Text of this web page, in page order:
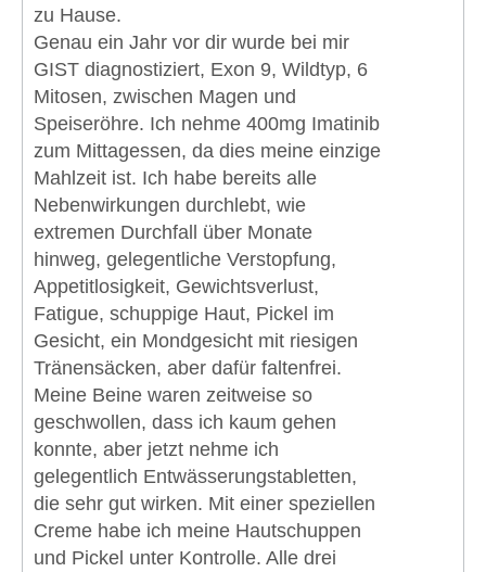
zu Hause.
Genau ein Jahr vor dir wurde bei mir
GIST diagnostiziert, Exon 9, Wildtyp, 6
Mitosen, zwischen Magen und
Speiseröhre. Ich nehme 400mg Imatinib
zum Mittagessen, da dies meine einzige
Mahlzeit ist. Ich habe bereits alle
Nebenwirkungen durchlebt, wie
extremen Durchfall über Monate
hinweg, gelegentliche Verstopfung,
Appetitlosigkeit, Gewichtsverlust,
Fatigue, schuppige Haut, Pickel im
Gesicht, ein Mondgesicht mit riesigen
Tränensäcken, aber dafür faltenfrei.
Meine Beine waren zeitweise so
geschwollen, dass ich kaum gehen
konnte, aber jetzt nehme ich
gelegentlich Entwässerungstabletten,
die sehr gut wirken. Mit einer speziellen
Creme habe ich meine Hautschuppen
und Pickel unter Kontrolle. Alle drei